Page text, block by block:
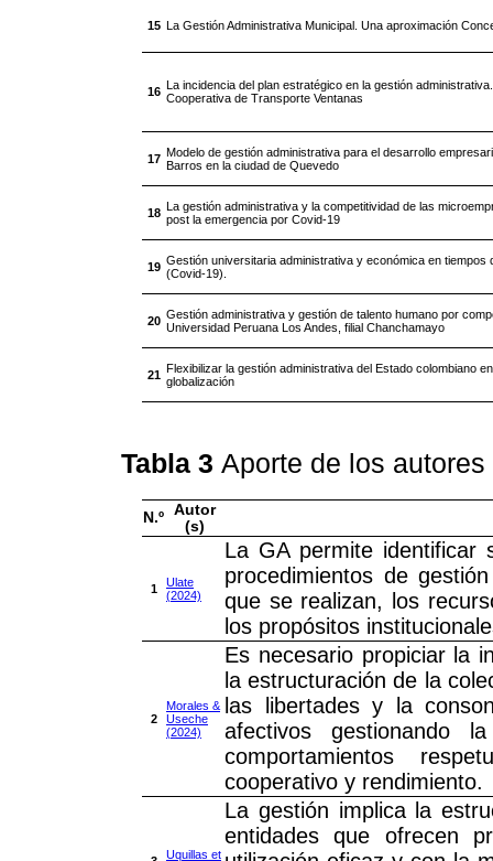
15 La Gestión Administrativa Municipal. Una aproximación
16 La incidencia del plan estratégico en la gestión
Cooperativa de Transporte Ventanas
17 Modelo de gestión administrativa para el desarrollo
Barros en la ciudad de Quevedo
18 La gestión administrativa y la competitividad de las
post la emergencia por Covid-19
19 Gestión universitaria administrativa y económica en tiempos
(Covid-19).
20 Gestión administrativa y gestión de talento humano por
Universidad Peruana Los Andes, filial Chanchamayo
21 Flexibilizar la gestión administrativa del Estado colombiano
globalización
Tabla 3 Aporte de los autores
N.º Autor
(s)
1
Ulate
(2024)
La GA permite identificar
procedimientos de
que se realizan, los
los propósitos
2
Morales &
Useche
(2024)
Es necesario propiciar la
la estructuración de la
las libertades y la
afectivos gestionando
comportamientos
cooperativo y rendimiento.
Uquillas et
La gestión implica la
entidades que ofrecen